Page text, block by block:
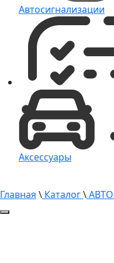
Автосигнализации
Аксессуары
Главная \ Каталог\